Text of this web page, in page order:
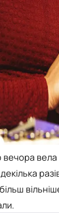
вечора